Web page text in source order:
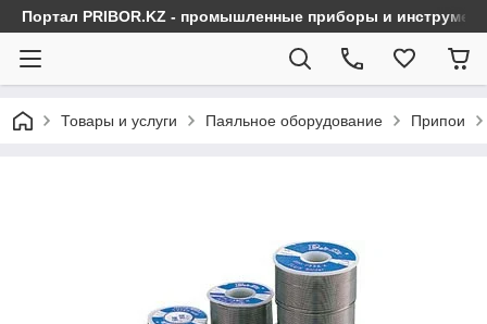
Портал PRIBOR.KZ - промышленные приборы и
Товары и услуги Паяльное оборудование Припои